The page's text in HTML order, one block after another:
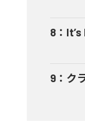
8 ：
9 ： ク